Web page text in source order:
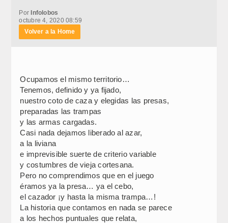
Por Infolobos
octubre 4, 2020 08:59
Volver a la Home
Ocupamos el mismo territorio…
Tenemos, definido y ya fijado,
nuestro coto de caza y elegidas las presas,
preparadas las trampas
y las armas cargadas.
Casi nada dejamos liberado al azar,
a la liviana
e imprevisible suerte de criterio variable
y costumbres de vieja cortesana.
Pero no comprendimos que en el juego
éramos ya la presa… ya el cebo,
el cazador ¡y hasta la misma trampa…!
La historia que contamos en nada se parece
a los hechos puntuales que relata,